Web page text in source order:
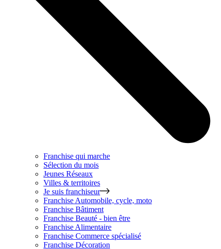
Franchise qui marche
Sélection du mois
Jeunes Réseaux
Villes & territoires
Je suis franchiseur
Franchise Automobile, cycle, moto
Franchise Bâtiment
Franchise Beauté - bien être
Franchise Alimentaire
Franchise Commerce spécialisé
Franchise Décoration